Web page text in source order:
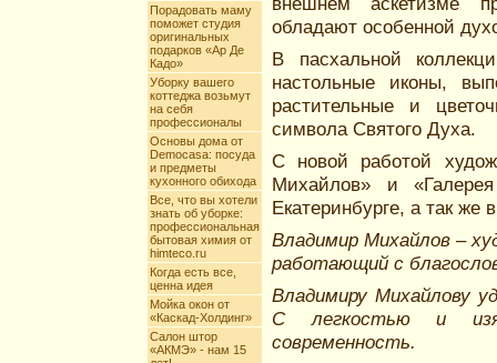
Порадовать маму
поможет студия
оригинальных
подарков «Ар Де
Кадо»
Уборку вашего
коттеджа возьмут
на себя
профессионалы
Основы дома от
Democasa: посуда
и предметы
кухонного обихода
Все, что вы хотели
знать об уборке:
профессиональная
бытовая химия от
himteco.ru
Когда есть все,
ценна идея
Мойка окон от
«Каскад-Холдинг»
Салон штор
«АКМЭ» - нам 15
обладают особенной
В пасхальной
настольные иконы,
растительные и
символа Святого Духа.
С новой работой
Михайлов» и
Екатеринбурге, а так
Владимир Михайлов –
работающий с
Владимиру Михайлову
С легкостью и
современность.